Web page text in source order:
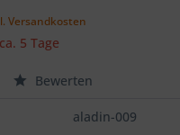
Versandkosten
5 Tage
Bewerten
aladin-009